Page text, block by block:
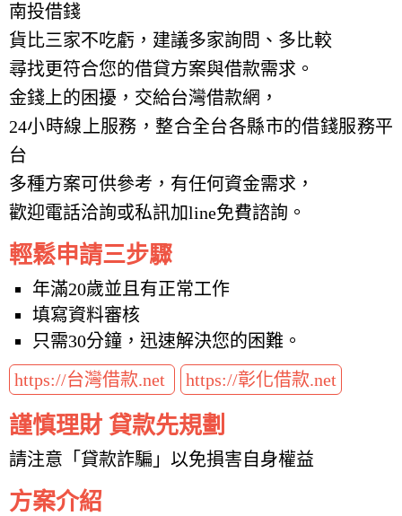
南投借錢
貨比三家不吃虧，建議多家詢問、多比較
尋找更符合您的借貸方案與借款需求。
金錢上的困擾，交給台灣借款網，
24小時線上服務，整合全台各縣市的借錢服務平
台
多種方案可供參考，有任何資金需求，
歡迎電話洽詢或私訊加line免費諮詢。
輕鬆申請三步驟
年滿20歲並且有正常工作
填寫資料審核
只需30分鐘，迅速解決您的困難。
https://台灣借款.net
https://彰化借款.net
謹慎理財 貸款先規劃
請注意「貸款詐騙」以免損害自身權益
方案介紹